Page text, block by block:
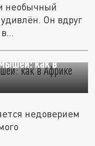
необычный
Он вдруг
как в
недоверием